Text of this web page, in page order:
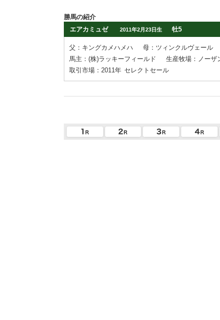
勝馬の紹介
エアカミュゼ
2011年2月23日生 牡5
父：キングカメハメハ
母：ツィンクルヴェール
馬主：(株)ラッキーフィールド
生産牧場：ノーザ
取引市場：2011年 セレクトセール